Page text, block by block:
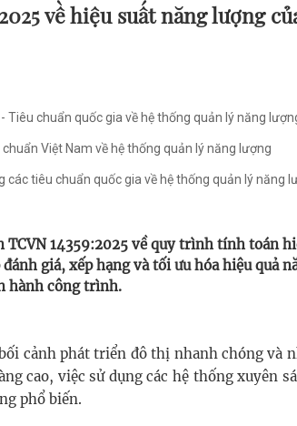
về hiệu suất năng lượng
Tiêu chuẩn quốc gia về hệ thống quản lý năng
chuẩn Việt Nam về hệ thống quản lý năng lượng
các tiêu chuẩn quốc gia về hệ thống quản lý năng
TCVN 14359:2025 về quy trình tính toán
giá, xếp hạng và tối ưu hóa hiệu quả
hành công trình.
cảnh phát triển đô thị nhanh chóng và
cao, việc sử dụng các hệ thống xuyên
phổ biến.